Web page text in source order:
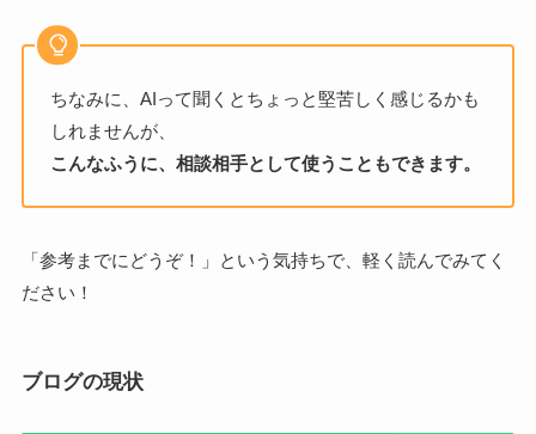
ちなみに、AIって聞くとちょっと堅苦しく感じるかも
しれませんが、
こんなふうに、相談相手として使うこともできます。
「参考までにどうぞ！」という気持ちで、軽く読んでみてく
ださい！
ブログの現状